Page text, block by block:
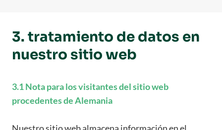
3. tratamiento de datos en
nuestro sitio web
3.1 Nota para los visitantes del sitio web
procedentes de Alemania